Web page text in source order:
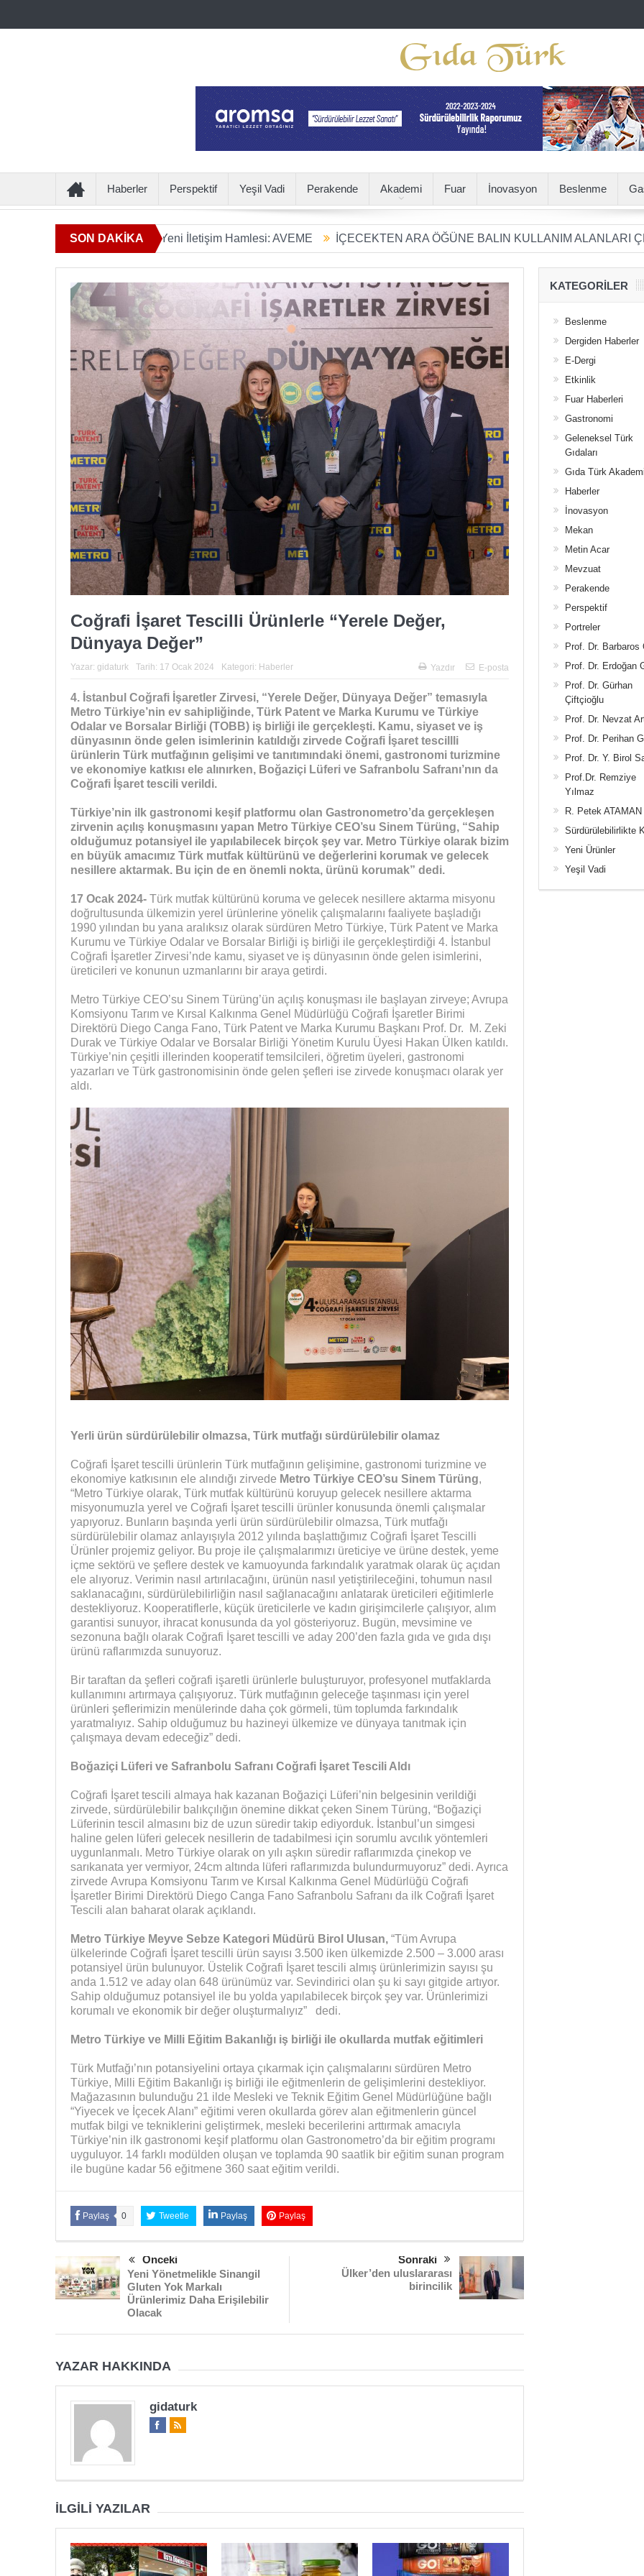
Haberler Perspektif Yeşil Vadi Perakende Akademi Fuar İnovasyon Beslenme
SON DAKİKA
Ötesine Geçen Yeni İletişim Hamlesi: AVEME İÇECEKTEN ARA ÖĞÜNE BALIN KULLANIM ALANLARI
Coğrafi İşaret Tescilli Ürünlerle “Yerele Değer,
Dünyaya Değer”
Yazar: gidaturk Tarih: 17 Ocak 2024 Kategori: Haberler Yazdır E-posta
4. İstanbul Coğrafi İşaretler Zirvesi, “Yerele Değer, Dünyaya Değer” temasıyla
Metro Türkiye’nin ev sahipliğinde, Türk Patent ve Marka Kurumu ve Türkiye
Odalar ve Borsalar Birliği (TOBB) iş birliği ile gerçekleşti. Kamu, siyaset ve iş
dünyasının önde gelen isimlerinin katıldığı zirvede Coğrafi İşaret tescillli
ürünlerin Türk mutfağının gelişimi ve tanıtımındaki önemi, gastronomi turizmine
ve ekonomiye katkısı ele alınırken, Boğaziçi Lüferi ve Safranbolu Safranı’nın da
Coğrafi İşaret tescili verildi.
Türkiye’nin ilk gastronomi keşif platformu olan Gastronometro’da gerçekleşen
zirvenin açılış konuşmasını yapan Metro Türkiye CEO’su Sinem Türüng, “Sahip
olduğumuz potansiyel ile yapılabilecek birçok şey var. Metro Türkiye olarak bizim
en büyük amacımız Türk mutfak kültürünü ve değerlerini korumak ve gelecek
nesillere aktarmak. Bu için de en önemli nokta, ürünü korumak” dedi.
17 Ocak 2024- Türk mutfak kültürünü koruma ve gelecek nesillere aktarma misyonu
doğrultusunda ülkemizin yerel ürünlerine yönelik çalışmalarını faaliyete başladığı
1990 yılından bu yana aralıksız olarak sürdüren Metro Türkiye, Türk Patent ve Marka
Kurumu ve Türkiye Odalar ve Borsalar Birliği iş birliği ile gerçekleştirdiği 4. İstanbul
Coğrafi İşaretler Zirvesi’nde kamu, siyaset ve iş dünyasının önde gelen isimlerini,
üreticileri ve konunun uzmanlarını bir araya getirdi.
Metro Türkiye CEO’su Sinem Türüng’ün açılış konuşması ile başlayan zirveye; Avrupa
Komsiyonu Tarım ve Kırsal Kalkınma Genel Müdürlüğü Coğrafi İşaretler Birimi
Direktörü Diego Canga Fano, Türk Patent ve Marka Kurumu Başkanı Prof. Dr. M. Zeki
Durak ve Türkiye Odalar ve Borsalar Birliği Yönetim Kurulu Üyesi Hakan Ülken katıldı.
Türkiye’nin çeşitli illerinden kooperatif temsilcileri, öğretim üyeleri, gastronomi
yazarları ve Türk gastronomisinin önde gelen şefleri ise zirvede konuşmacı olarak yer
aldı.
Yerli ürün sürdürülebilir olmazsa, Türk mutfağı sürdürülebilir olamaz
Coğrafi İşaret tescilli ürünlerin Türk mutfağının gelişimine, gastronomi turizmine ve
ekonomiye katkısının ele alındığı zirvede Metro Türkiye CEO’su Sinem Türüng,
“Metro Türkiye olarak, Türk mutfak kültürünü koruyup gelecek nesillere aktarma
misyonumuzla yerel ve Coğrafi İşaret tescilli ürünler konusunda önemli çalışmalar
yapıyoruz. Bunların başında yerli ürün sürdürülebilir olmazsa, Türk mutfağı
sürdürülebilir olamaz anlayışıyla 2012 yılında başlattığımız Coğrafi İşaret Tescilli
Ürünler projemiz geliyor. Bu proje ile çalışmalarımızı üreticiye ve ürüne destek, yeme
içme sektörü ve şeflere destek ve kamuoyunda farkındalık yaratmak olarak üç açıdan
ele alıyoruz. Verimin nasıl artırılacağını, ürünün nasıl yetiştirileceğini, tohumun nasıl
saklanacağını, sürdürülebilirliğin nasıl sağlanacağını anlatarak üreticileri eğitimlerle
destekliyoruz. Kooperatiflerle, küçük üreticilerle ve kadın girişimcilerle çalışıyor, alım
garantisi sunuyor, ihracat konusunda da yol gösteriyoruz. Bugün, mevsimine ve
sezonuna bağlı olarak Coğrafi İşaret tescilli ve aday 200’den fazla gıda ve gıda dışı
ürünü raflarımızda sunuyoruz.
Bir taraftan da şefleri coğrafi işaretli ürünlerle buluşturuyor, profesyonel mutfaklarda
kullanımını artırmaya çalışıyoruz. Türk mutfağının geleceğe taşınması için yerel
ürünleri şeflerimizin menülerinde daha çok görmeli, tüm toplumda farkındalık
yaratmalıyız. Sahip olduğumuz bu hazineyi ülkemize ve dünyaya tanıtmak için
çalışmaya devam edeceğiz” dedi.
Boğaziçi Lüferi ve Safranbolu Safranı Coğrafi İşaret Tescili Aldı
Coğrafi İşaret tescili almaya hak kazanan Boğaziçi Lüferi’nin belgesinin verildiği
zirvede, sürdürülebilir balıkçılığın önemine dikkat çeken Sinem Türüng, “Boğaziçi
Lüferinin tescil almasını biz de uzun süredir takip ediyorduk. İstanbul’un simgesi
haline gelen lüferi gelecek nesillerin de tadabilmesi için sorumlu avcılık yöntemleri
uygunlanmalı. Metro Türkiye olarak on yılı aşkın süredir raflarımızda çinekop ve
sarıkanata yer vermiyor, 24cm altında lüferi raflarımızda bulundurmuyoruz” dedi. Ayrıca
zirvede Avrupa Komsiyonu Tarım ve Kırsal Kalkınma Genel Müdürlüğü Coğrafi
İşaretler Birimi Direktörü Diego Canga Fano Safranbolu Safranı da ilk Coğrafi İşaret
Tescili alan baharat olarak açıklandı.
Metro Türkiye Meyve Sebze Kategori Müdürü Birol Ulusan,“Tüm Avrupa
ülkelerinde Coğrafi İşaret tescilli ürün sayısı 3.500 iken ülkemizde 2.500 – 3.000 arası
potansiyel ürün bulunuyor. Üstelik Coğrafi İşaret tescili almış ürünlerimizin sayısı şu
anda 1.512 ve aday olan 648 ürünümüz var. Sevindirici olan şu ki sayı gitgide artıyor.
Sahip olduğumuz potansiyel ile bu yolda yapılabilecek birçok şey var. Ürünlerimizi
korumalı ve ekonomik bir değer oluşturmalıyız” dedi.
Metro Türkiye ve Milli Eğitim Bakanlığı iş birliği ile okullarda mutfak eğitimleri
Türk Mutfağı’nın potansiyelini ortaya çıkarmak için çalışmalarını sürdüren Metro
Türkiye, Milli Eğitim Bakanlığı iş birliği ile eğitmenlerin de gelişimlerini destekliyor.
Mağazasının bulunduğu 21 ilde Mesleki ve Teknik Eğitim Genel Müdürlüğüne bağlı
“Yiyecek ve İçecek Alanı” eğitimi veren okullarda görev alan eğitmenlerin güncel
mutfak bilgi ve tekniklerini geliştirmek, mesleki becerilerini arttırmak amacıyla
Türkiye’nin ilk gastronomi keşif platformu olan Gastronometro’da bir eğitim programı
uyguluyor. 14 farklı modülden oluşan ve toplamda 90 saatlik bir eğitim sunan program
ile bugüne kadar 56 eğitmene 360 saat eğitim verildi.
Paylaş 0 Tweetle Paylaş Paylaş
Önceki
Yeni Yönetmelikle Sinangil
Gluten Yok Markalı
Ürünlerimiz Daha Erişilebilir
Olacak
Sonraki
Ülker’den uluslararası
birincilik
YAZAR HAKKINDA
gidaturk
İLGILI YAZILAR
KATEGORILER
Beslenme
Dergiden Haberler
E-Dergi
Etkinlik
Fuar Haberleri
Gastronomi
Geleneksel Türk
Gıdaları
Gıda Türk Akademi
Haberler
İnovasyon
Mekan
Metin Acar
Mevzuat
Perakende
Perspektif
Portreler
Prof. Dr. Barbaros
Prof. Dr. Erdoğan
Prof. Dr. Gürhan
Çiftçioğlu
Prof. Dr. Nevzat
Prof. Dr. Perihan
Prof. Dr. Y. Birol
Prof.Dr. Remziye
Yılmaz
R. Petek ATAMAN
Sürdürülebilirlikte
Yeni Ürünler
Yeşil Vadi
Sağlık mı Siyaset mi?